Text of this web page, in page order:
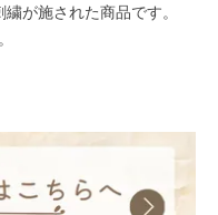
が施された商品です。